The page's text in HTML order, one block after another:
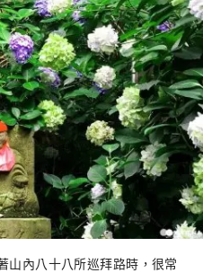
山內八十八所巡拜路時，很常